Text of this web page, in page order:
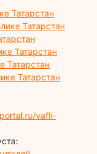
Татарстан
Татарстан
Татарстан
Татарстан
Татарстан
vafli-